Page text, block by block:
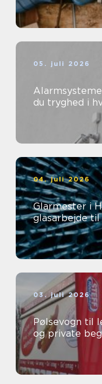
05. juli 2026
du tryghed i
04. juli 2026
Glarmester i
glasarbejde
03. juli 2026
Pølsevogn til
og private